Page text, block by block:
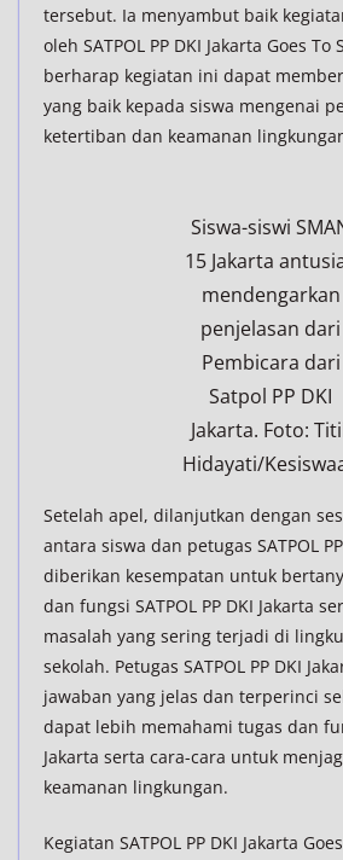
tersebut. Ia menyambut baik
oleh SATPOL PP DKI Jakarta Goes To
berharap kegiatan ini dapat
yang baik kepada siswa mengenai
ketertiban dan keamanan
Siswa-siswi
15 Jakarta
mendengarkan
penjelasan dari
Pembicara dari
Satpol PP DKI
Jakarta. Foto:
Hidayati/
Setelah apel, dilanjutkan dengan
antara siswa dan petugas SATPOL
diberikan kesempatan untuk
dan fungsi SATPOL PP DKI Jakarta
masalah yang sering terjadi di
sekolah. Petugas SATPOL PP DKI
jawaban yang jelas dan terperinci
dapat lebih memahami tugas dan
Jakarta serta cara-cara untuk
keamanan lingkungan.
Kegiatan SATPOL PP DKI Jakarta